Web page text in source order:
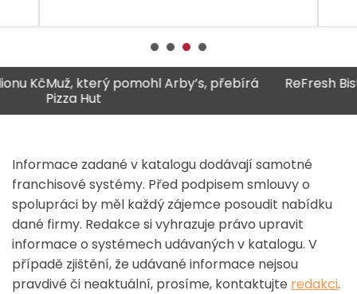
Muž, který pomohl Arby’s, přebírá
Pizza Hut
ReFresh Bistro
Informace zadané v katalogu dodávají samotné
franchisové systémy. Před podpisem smlouvy o
spolupráci by měl každý zájemce posoudit nabídku
dané firmy. Redakce si vyhrazuje právo upravit
informace o systémech udávaných v katalogu. V
případě zjištění, že udávané informace nejsou
pravdivé či neaktuální, prosíme, kontaktujte redakci.